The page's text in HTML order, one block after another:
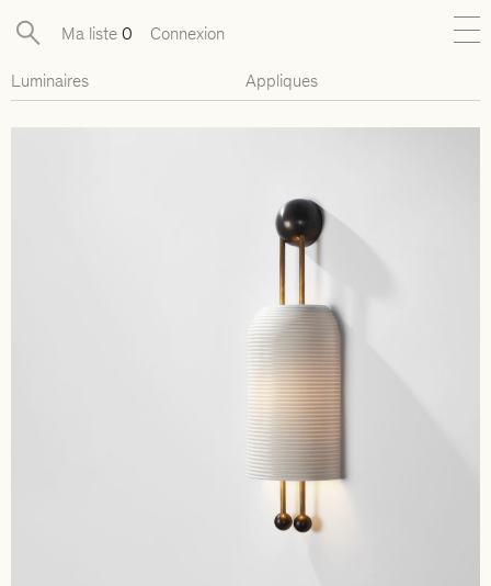
Nouveautés
Luminaires Appliques
Ma liste 0 Connexion